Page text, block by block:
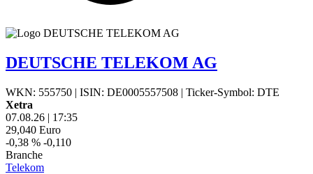
DEUTSCHE TELEKOM AG
WKN: 555750 | ISIN: DE0005557508 | Ticker-Symbol: DTE
Xetra
07.08.26 | 17:35
29,040 Euro
-0,38 % -0,110
Branche
Telekom